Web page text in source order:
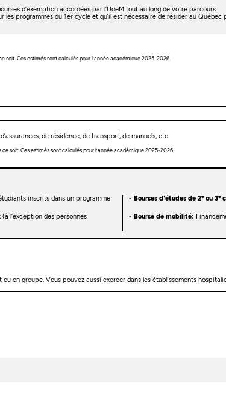
d’exemption accordées par l’UdeM tout au long de votre parcours
programmes du 1er cycle et qu’il est nécessaire de résider au Québec
soit. Ces estimés sont calculés pour l’année académique 2025-2026.
de résidence, de transport, de manuels, etc.
soit. Ces estimés sont calculés pour l’année académique 2025-2026.
inscrits dans un programme
Bourses d'études de 2eou 3e
l’exception des personnes
Bourse de mobilité:
en groupe. Vous pouvez aussi exercer dans les établissements